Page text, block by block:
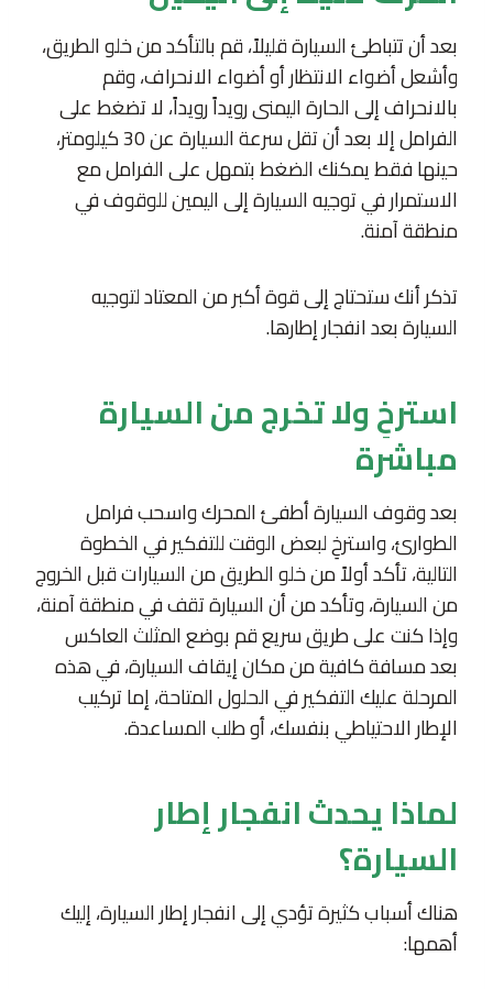
بعد أن تتباطئ السيارة قليلاً، قم بالتأكد من خلو الطريق،
وأشعل أضواء الانتظار أو أضواء الانحراف، وقم
بالانحراف إلى الحارة اليمنى رويداً رويداً، لا تضغط على
الفرامل إلا بعد أن تقل سرعة السيارة عن 30 كيلومتر،
حينها فقط يمكنك الضغط بتمهل على الفرامل مع
الاستمرار في توجيه السيارة إلى اليمين للوقوف في
منطقة آمنة.
تذكر أنك ستحتاج إلى قوة أكبر من المعتاد لتوجيه
السيارة بعد انفجار إطارها.
استرخِ ولا تخرج من السيارة
مباشرة
بعد وقوف السيارة أطفئ المحرك واسحب فرامل
الطوارئ، واسترخِ لبعض الوقت للتفكير في الخطوة
التالية، تأكد أولاً من خلو الطريق من السيارات قبل الخروج
من السيارة، وتأكد من أن السيارة تقف في منطقة آمنة،
وإذا كنت على طريق سريع قم بوضع المثلث العاكس
بعد مسافة كافية من مكان إيقاف السيارة، في هذه
المرحلة عليك التفكير في الحلول المتاحة، إما تركيب
الإطار الاحتياطي بنفسك، أو طلب المساعدة.
لماذا يحدث انفجار إطار
السيارة؟
هناك أسباب كثيرة تؤدي إلى انفجار إطار السيارة، إليك
أهمها: